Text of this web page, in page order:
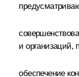
и организаций,
обеспечение